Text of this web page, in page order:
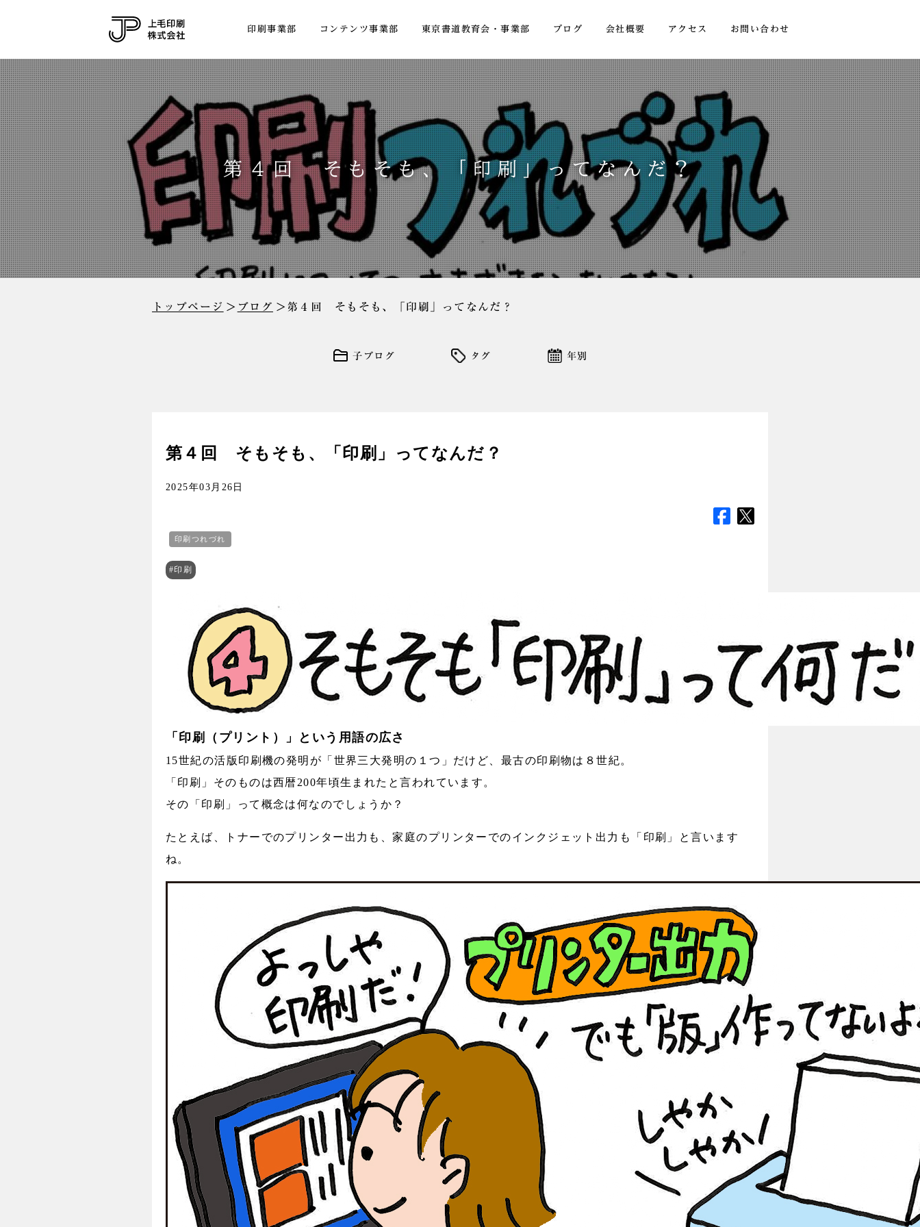
印刷事業部 コンテンツ事業部 東京書道教育会・事業部 ブログ 会社概要 アクセス お問い合わせ
第４回 そもそも、「印刷」ってなんだ？
トップページ ブログ 第４回 そもそも、「印刷」ってなんだ？
子ブログ タグ 年別
第４回 そもそも、「印刷」ってなんだ？
2025年03月26日
印刷つれづれ
#印刷
「印刷（プリント）」という用語の広さ
15世紀の活版印刷機の発明が「世界三大発明の１つ」だけど、最古の印刷物は８世紀。
「印刷」そのものは西暦200年頃生まれたと言われています。
その「印刷」って概念は何なのでしょうか？
たとえば、トナーでのプリンター出力も、家庭のプリンターでのインクジェット出力も「印刷」と言います
ね。